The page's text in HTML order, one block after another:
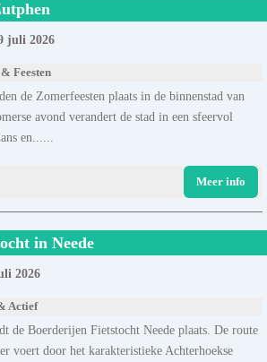
juli 2026
Feesten
de Zomerfeesten plaats in de binnenstad van
avond verandert de stad in een sfeervol
en......
Meer info
in Neede
2026
Actief
de Boerderijen Fietstocht Neede plaats. De route
voert door het karakteristieke Achterhoekse